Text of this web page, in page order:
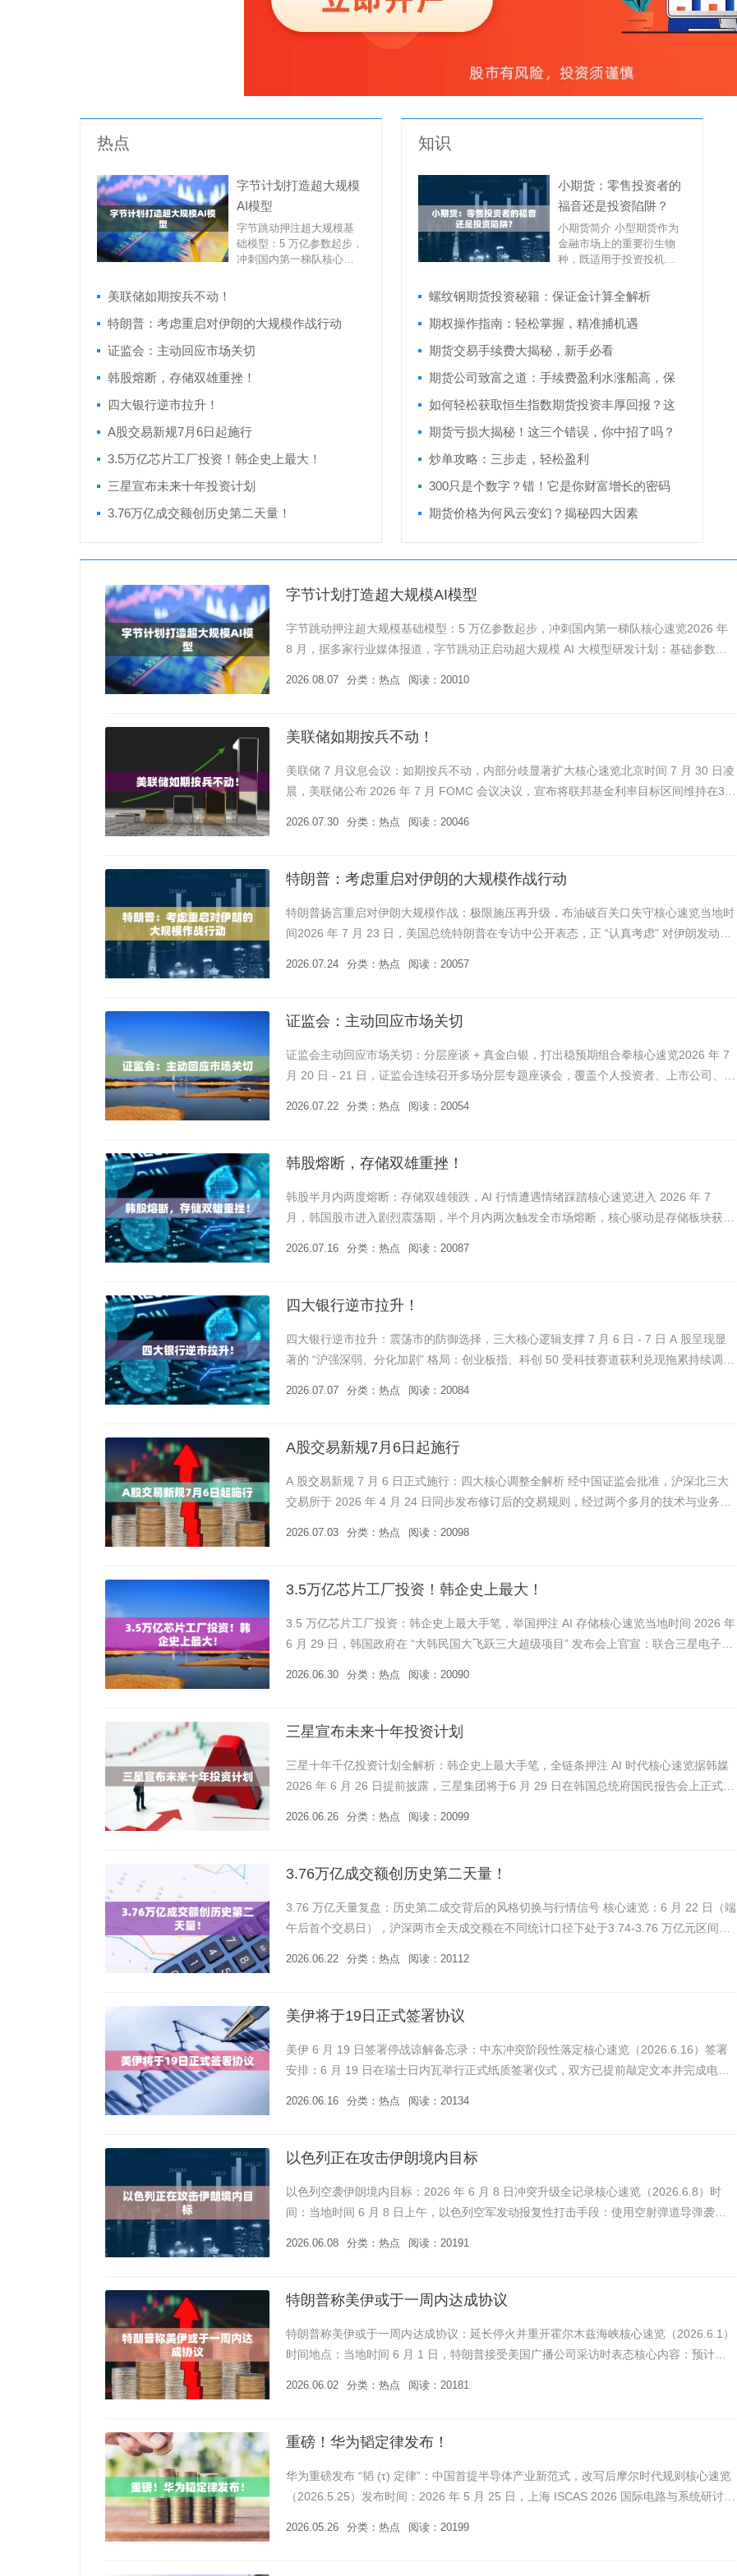
热点
字节计划打造超大规模
AI模型
字节跳动押注超大规模基
础模型：5 万亿参数起步，
冲刺国内第一梯队核心速
美联储如期按兵不动！
特朗普：考虑重启对伊朗的大规模作战行动
证监会：主动回应市场关切
韩股熔断，存储双雄重挫！
四大银行逆市拉升！
A股交易新规7月6日起施行
3.5万亿芯片工厂投资！韩企史上最大！
三星宣布未来十年投资计划
3.76万亿成交额创历史第二天量！
知识
小期货：零售投资者的
福音还是投资陷阱？
小期货简介 小型期货作为
金融市场上的重要衍生物
种，既适用于投资投机行
套期保值。相对于大型商
品期货而...
螺纹钢期货投资秘籍：保证金计算全解析
期权操作指南：轻松掌握，精准捕机遇
期货交易手续费大揭秘，新手必看
期货公司致富之道：手续费盈利水涨船高，保
证金管理成关键
如何轻松获取恒生指数期货投资丰厚回报？这
四点建议必须知道
期货亏损大揭秘！这三个错误，你中招了吗？
炒单攻略：三步走，轻松盈利
300只是个数字？错！它是你财富增长的密码
期货价格为何风云变幻？揭秘四大因素
字节计划打造超大规模AI模型
字节跳动押注超大规模基础模型：5 万亿参数起步，冲刺国内第一梯队核心速览2026 年
8 月，据多家行业媒体报道，字节跳动正启动超大规模 AI 大模型研发计划：基础参数规
2026.08.07 分类： 热点 阅读：20010
美联储如期按兵不动！
美联储 7 月议息会议：如期按兵不动，内部分歧显著扩大核心速览北京时间 7 月 30 日凌
晨，美联储公布 2026 年 7 月 FOMC 会议决议，宣布将联邦基金利率目标区间维持在3.5
2026.07.30 分类： 热点 阅读：20046
特朗普：考虑重启对伊朗的大规模作战行动
特朗普扬言重启对伊朗大规模作战：极限施压再升级，布油破百关口失守核心速览当地时
间2026 年 7 月 23 日，美国总统特朗普在专访中公开表态，正 “认真考虑” 对伊朗发动规
2026.07.24 分类： 热点 阅读：20057
证监会：主动回应市场关切
证监会主动回应市场关切：分层座谈 + 真金白银，打出稳预期组合拳核心速览2026 年 7
月 20 日 - 21 日，证监会连续召开多场分层专题座谈会，覆盖个人投资者、上市公司、证
2026.07.22 分类： 热点 阅读：20054
韩股熔断，存储双雄重挫！
韩股半月内两度熔断：存储双雄领跌，AI 行情遭遇情绪踩踏核心速览进入 2026 年 7
月，韩国股市进入剧烈震荡期，半个月内两次触发全市场熔断，核心驱动是存储板块获利
2026.07.16 分类： 热点 阅读：20087
四大银行逆市拉升！
四大银行逆市拉升：震荡市的防御选择，三大核心逻辑支撑 7 月 6 日 - 7 日 A 股呈现显
著的 “沪强深弱、分化加剧” 格局：创业板指、科创 50 受科技赛道获利兑现拖累持续调
2026.07.07 分类： 热点 阅读：20084
A股交易新规7月6日起施行
A 股交易新规 7 月 6 日正式施行：四大核心调整全解析 经中国证监会批准，沪深北三大
交易所于 2026 年 4 月 24 日同步发布修订后的交易规则，经过两个多月的技术与业务准
2026.07.03 分类： 热点 阅读：20098
3.5万亿芯片工厂投资！韩企史上最大！
3.5 万亿芯片工厂投资：韩企史上最大手笔，举国押注 AI 存储核心速览当地时间 2026 年
6 月 29 日，韩国政府在 “大韩民国大飞跃三大超级项目” 发布会上官宣：联合三星电子、
2026.06.30 分类： 热点 阅读：20090
三星宣布未来十年投资计划
三星十年千亿投资计划全解析：韩企史上最大手笔，全链条押注 AI 时代核心速览据韩媒
2026 年 6 月 26 日提前披露，三星集团将于6 月 29 日在韩国总统府国民报告会上正式公
2026.06.26 分类： 热点 阅读：20099
3.76万亿成交额创历史第二天量！
3.76 万亿天量复盘：历史第二成交背后的风格切换与行情信号 核心速览：6 月 22 日（端
午后首个交易日），沪深两市全天成交额在不同统计口径下处于3.74-3.76 万亿元区间，
2026.06.22 分类： 热点 阅读：20112
美伊将于19日正式签署协议
美伊 6 月 19 日签署停战谅解备忘录：中东冲突阶段性落定核心速览（2026.6.16）签署
安排：6 月 19 日在瑞士日内瓦举行正式纸质签署仪式，双方已提前敲定文本并完成电子
2026.06.16 分类： 热点 阅读：20134
以色列正在攻击伊朗境内目标
以色列空袭伊朗境内目标：2026 年 6 月 8 日冲突升级全记录核心速览（2026.6.8）时
间：当地时间 6 月 8 日上午，以色列空军发动报复性打击手段：使用空射弹道导弹袭击
2026.06.08 分类： 热点 阅读：20191
特朗普称美伊或于一周内达成协议
特朗普称美伊或于一周内达成协议：延长停火并重开霍尔木兹海峡核心速览（2026.6.1）
时间地点：当地时间 6 月 1 日，特朗普接受美国广播公司采访时表态核心内容：预计一
2026.06.02 分类： 热点 阅读：20181
重磅！华为韬定律发布！
华为重磅发布 “韬 (τ) 定律”：中国首提半导体产业新范式，改写后摩尔时代规则核心速览
（2026.5.25）发布时间：2026 年 5 月 25 日，上海 ISCAS 2026 国际电路与系统研讨会
2026.05.26 分类： 热点 阅读：20199